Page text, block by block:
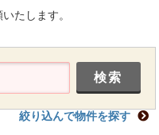
たします。
絞り込んで物件を探す